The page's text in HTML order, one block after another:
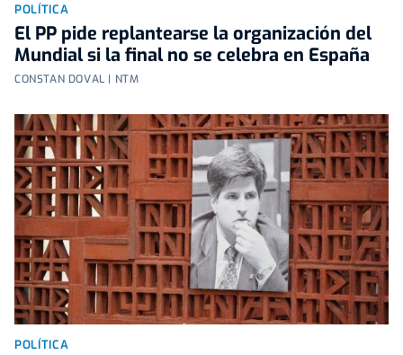
POLÍTICA
El PP pide replantearse la organización del
Mundial si la final no se celebra en España
CONSTAN DOVAL | NTM
POLÍTICA